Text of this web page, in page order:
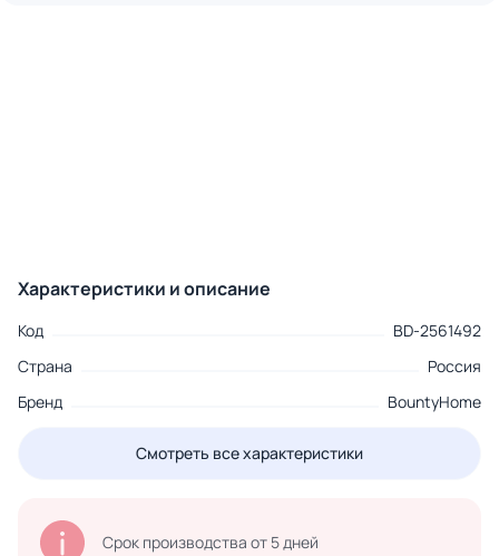
Характеристики и описание
Код
BD-2561492
Страна
Россия
Бренд
BountyHome
Смотреть все характеристики
Срок производства от 5 дней